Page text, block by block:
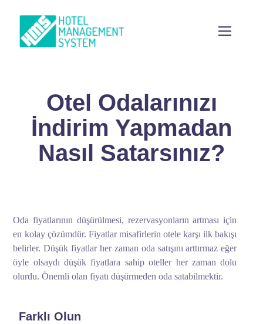
Otel Odalarınızı
İndirim Yapmadan
Nasıl Satarsınız?
Oda fiyatlarının düşürülmesi, rezervasyonların artması için
en kolay çözümdür. Fiyatlar misafirlerin otele karşı ilk bakışı
belirler. Düşük fiyatlar her zaman oda satışını arttırmaz eğer
öyle olsaydı düşük fiyatlara sahip oteller her zaman dolu
olurdu. Önemli olan fiyatı düşürmeden oda satabilmektir.
Farklı Olun